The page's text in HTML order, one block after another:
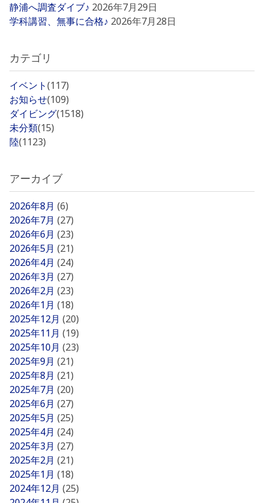
静浦へ調査ダイブ♪ 2026年7月29日
学科講習、無事に合格♪ 2026年7月28日
カテゴリ
イベント(117)
お知らせ(109)
ダイビング(1518)
未分類(15)
陸(1123)
アーカイブ
2026年8月 (6)
2026年7月 (27)
2026年6月 (23)
2026年5月 (21)
2026年4月 (24)
2026年3月 (27)
2026年2月 (23)
2026年1月 (18)
2025年12月 (20)
2025年11月 (19)
2025年10月 (23)
2025年9月 (21)
2025年8月 (21)
2025年7月 (20)
2025年6月 (27)
2025年5月 (25)
2025年4月 (24)
2025年3月 (27)
2025年2月 (21)
2025年1月 (18)
2024年12月 (25)